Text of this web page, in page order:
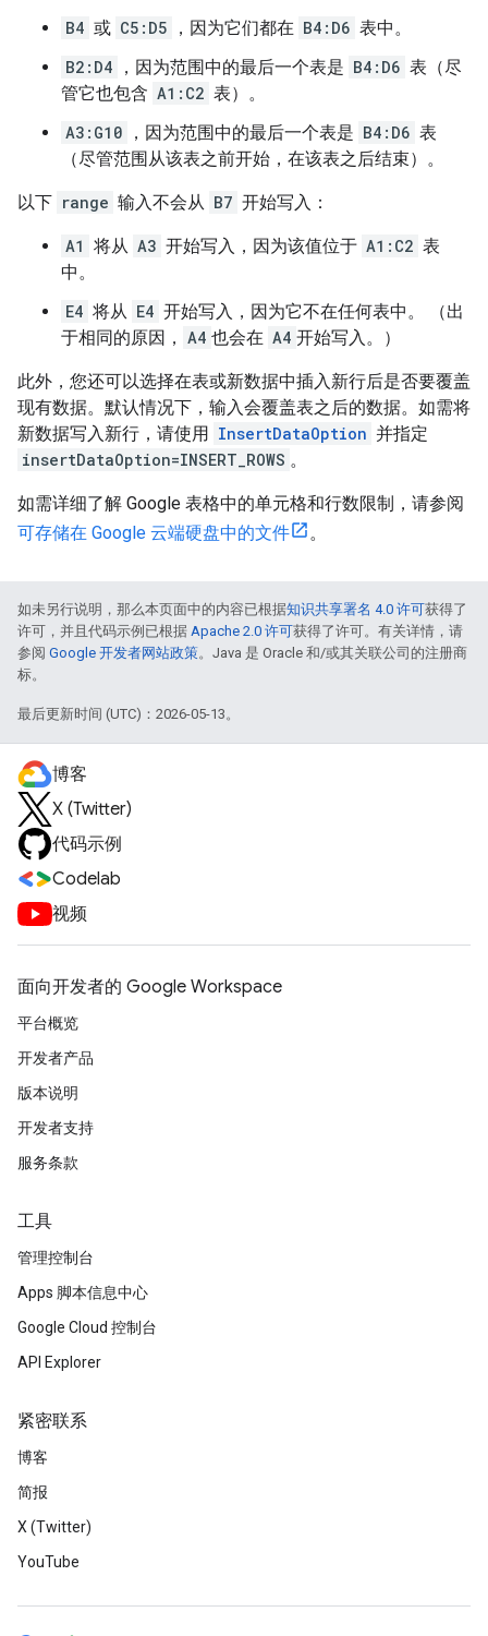
B4 或 C5:D5 ，因为它们都在 B4:D6 表中。
B2:D4
，因为范围中的最后一个表是 B4:D6 表（尽
管它也包含 A1:C2 表）。
A3:G10
，因为范围中的最后一个表是 B4:D6 表
（尽管范围从该表之前开始，在该表之后结束）。
以下 range 输入不会从 B7 开始写入：
A1 将从 A3 开始写入，因为该值位于 A1:C2 表
中。
E4 将从 E4 开始写入，因为它不在任何表中。 （出
于相同的原因， A4 也会在 A4 开始写入。）
此外，您还可以选择在表或新数据中插入新行后是否要覆盖
现有数据。默认情况下，输入会覆盖表之后的数据。如需将
新数据写入新行，请使用 InsertDataOption 并指定
insertDataOption=INSERT_ROWS 。
如需详细了解 Google 表格中的单元格和行数限制，请参阅
可存储在 Google 云端硬盘中的文件
。
如未另行说明，那么本页面中的内容已根据知识共享署名 4.0 许可获得了
许可，并且代码示例已根据 Apache 2.0 许可获得了许可。有关详情，请
参阅 Google 开发者网站政策。Java 是 Oracle 和/或其关联公司的注册商
标。
最后更新时间 (UTC)：2026-05-13。
博客
X (Twitter)
代码示例
Codelab
视频
面向开发者的 Google Workspace
平台概览
开发者产品
版本说明
开发者支持
服务条款
工具
管理控制台
Apps 脚本信息中心
Google Cloud 控制台
API Explorer
紧密联系
博客
简报
X (Twitter)
YouTube